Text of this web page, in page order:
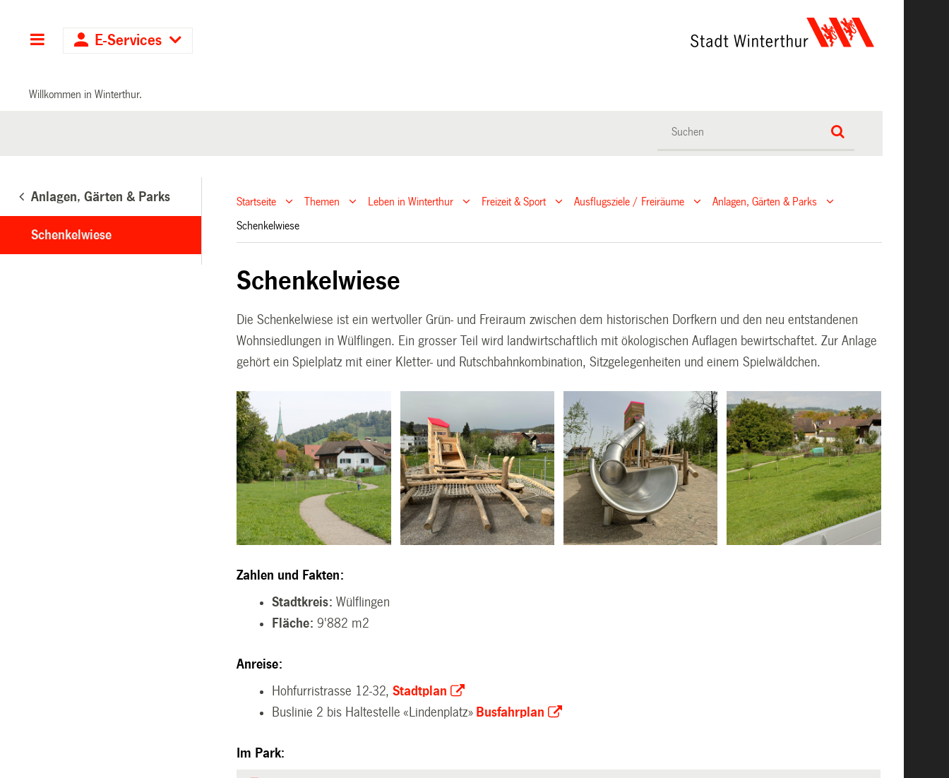
Hauptnavigation
E-Services
Willkommen in Winterthur.
Anlagen, Gärten & Parks
Schenkelwiese
Startseite Themen Leben in Winterthur Freizeit & Sport Ausflugsziele / Freiräume
Anlagen, Gärten & Parks
Schenkelwiese
Schenkelwiese
Die Schenkelwiese ist ein wertvoller Grün- und Freiraum zwischen dem historischen Dorfkern und den neu entstandenen
Wohnsiedlungen in Wülflingen. Ein grosser Teil wird landwirtschaftlich mit ökologischen Auflagen bewirtschaftet. Zur Anlage
gehört ein Spielplatz mit einer Kletter- und Rutschbahnkombination, Sitzgelegenheiten und einem Spielwäldchen.
Zahlen und Fakten:
Stadtkreis: Wülflingen
Fläche: 9'882 m2
Anreise:
Hohfurristrasse 12-32,Stadtplan
Buslinie 2 bis Haltestelle «Lindenplatz» Busfahrplan
Im Park: